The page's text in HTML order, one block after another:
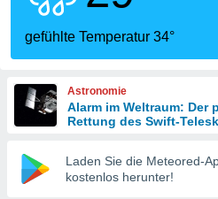
sind.
diese
gefühlte Temperatur 34°
Astronomie
Alarm im Weltraum: Der
Rettung des Swift-
Laden Sie die Meteored-
kostenlos herunter!